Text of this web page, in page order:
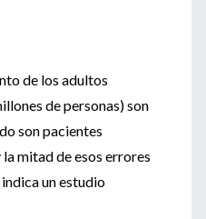
de los adultos
de personas) son
son pacientes
mitad de esos errores
un estudio